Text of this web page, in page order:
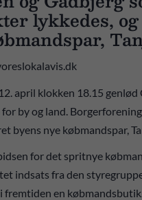
lykkedes,
april klokken 18.15
by og land.
byens nye købmandspar,
for det spritnye
indsats fra den
fremtiden en